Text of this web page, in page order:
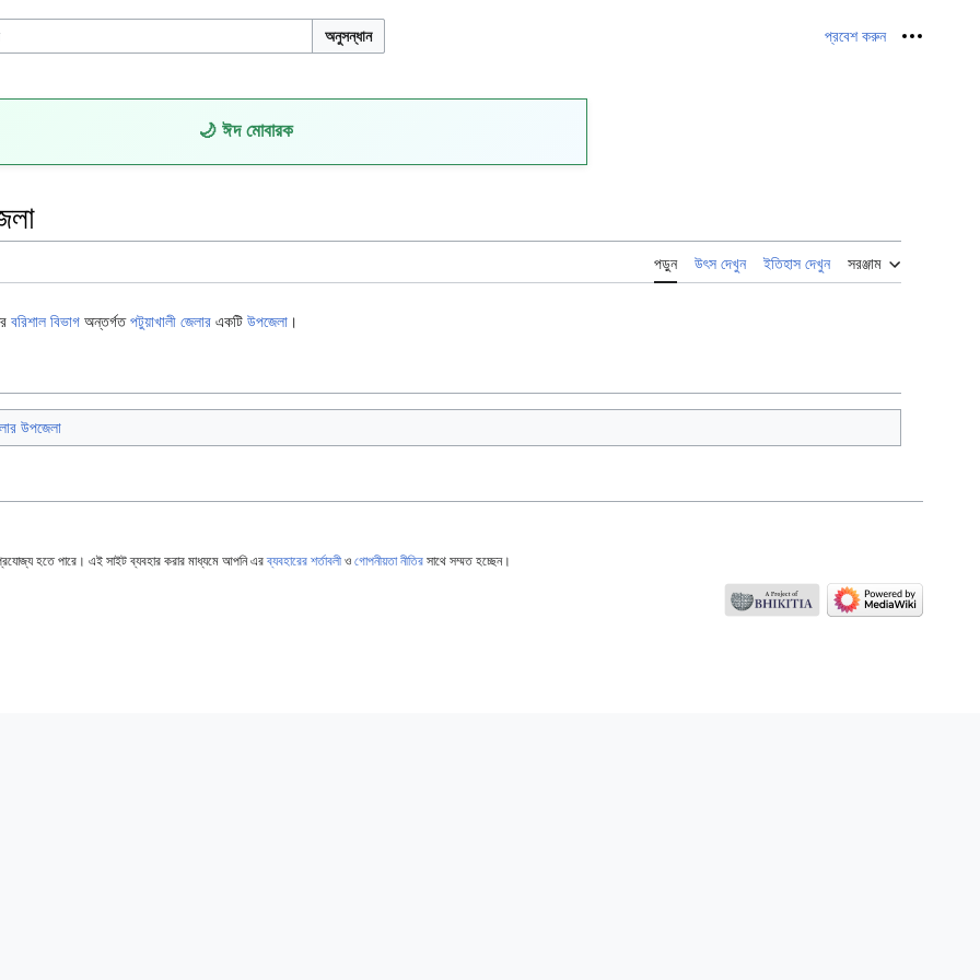
অনুসন্ধান প্রবেশ করুন নিজস্ব
🌙 ঈদ মোবারক
পড়ুন উৎস দেখুন ইতিহাস দেখুন সরঞ্জাম
বরিশাল বিভাগ অন্তর্গতপটুয়াখালী জেলার একটি উপজেলা ।
উপজেলা
হতে পারে। এই সাইট ব্যবহার করার মাধ্যমে আপনি এরব্যবহারের শর্তাবলী ও গোপনীয়তা নীতির সাথে সম্মত হচ্ছেন।